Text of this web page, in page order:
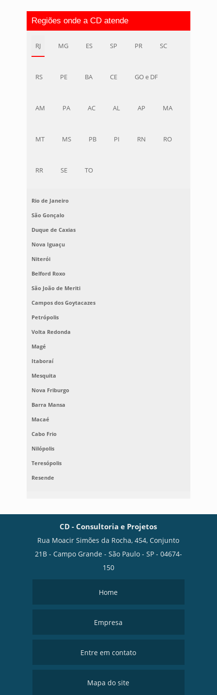
Regiões onde a CD atende
RJ MG ES SP PR SC
RS PE BA CE GO e DF
AM PA AC AL AP MA
MT MS PB PI RN RO
RR SE TO
Rio de Janeiro
São Gonçalo
Duque de Caxias
Nova Iguaçu
Niterói
Belford Roxo
São João de Meriti
Campos dos Goytacazes
Petrópolis
Volta Redonda
Magé
Itaboraí
Mesquita
Nova Friburgo
Barra Mansa
Macaé
Cabo Frio
Nilópolis
Teresópolis
Resende
CD - Consultoria e Projetos
Rua Moacir Simões da Rocha, 454, Conjunto
21B - Campo Grande - São Paulo - SP - 04674-
150
Home
Empresa
Entre em contato
Mapa do site